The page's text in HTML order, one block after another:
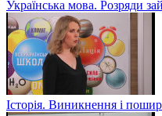
Українська мова. Розряди
Історія. Виникнення і